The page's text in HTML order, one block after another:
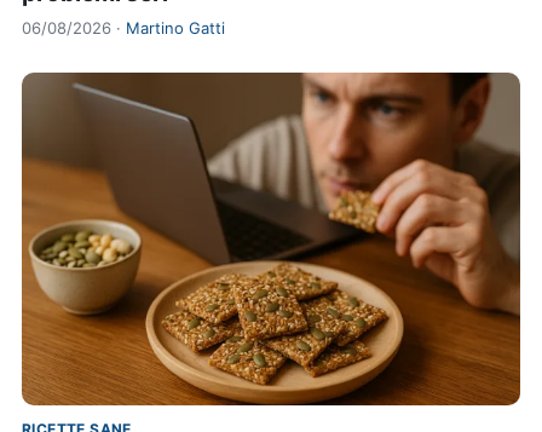
06/08/2026 · Martino Gatti